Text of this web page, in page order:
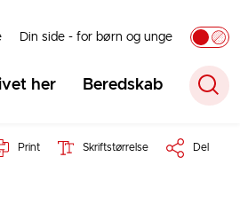
Din side - for børn og unge
her Beredskab
Print Skriftstørrelse Del